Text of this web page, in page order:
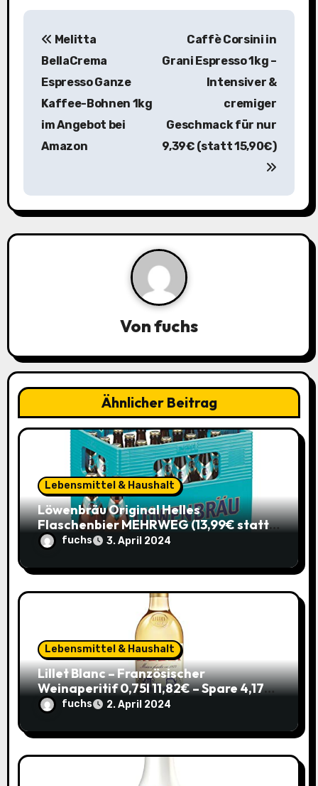
B
g
s
g
t
n
Melitta
BellaCrema
Espresso Ganze
Kaffee-Bohnen 1kg
im Angebot bei
Amazon
Caffè Corsini in
Grani Espresso 1kg –
Intensiver &
cremiger
Geschmack für nur
9,39€ (statt 15,90€)
Vonfuchs
Ähnlicher Beitrag
Lebensmittel & Haushalt
Löwenbräu Original Helles
Flaschenbier MEHRWEG (13,99€ statt
17,49€) – Ein typisches Münchner
Original zum Sparpreis
fuchs 3. April 2024
Lebensmittel & Haushalt
Lillet Blanc – Französischer
Weinaperitif 0,75l 11,82€ – Spare 4,17€
im Sparabo
fuchs 2. April 2024